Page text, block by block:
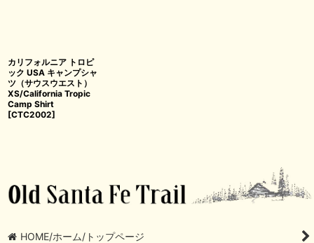
カリフォルニア トロピ
ック USA キャンプシャ
ツ（サウスウエスト）
XS/California Tropic
Camp Shirt
[CTC2002]
HOME/ホーム/トップページ